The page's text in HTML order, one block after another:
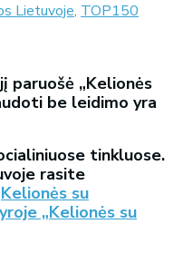
Lietuvoje, TOP150
paruošė „Kelionės
be leidimo yra
tinkluose.
rasite
su
„Kelionės su